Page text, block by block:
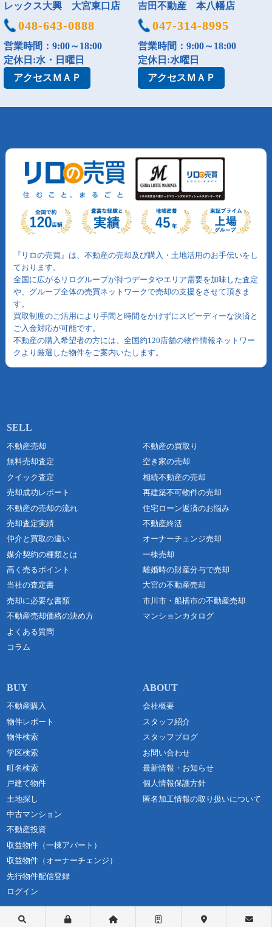
レックス大興 大宮東口店
048-643-0888
営業時間：9:00～18:00
定休日:水・日曜日
アクセスＭＡＰ
吉田不動産 本八幡店
047-314-8995
営業時間：9:00～18:00
定休日:水曜日
アクセスＭＡＰ
『リロの売買』は、不動産の売却及び購入・土地活用のお手伝いをし
ております。
全国に広がるリログループが持つデータやエリア需要を加味した査定
や、グループ全体の売買ネットワークで売却の支援をさせて頂きま
す。
買取制度のご活用により手間と時間をかけずにスピーディーな決済と
ご入金対応が可能です。
不動産の購入希望者の方には、全国約120店舗の物件情報ネットワー
クより厳選した物件をご案内いたします。
不動産売却
無料売却査定
クイック査定
売却成功レポート
不動産の売却の流れ
売却査定実績
仲介と買取の違い
媒介契約の種類とは
高く売るポイント
当社の査定書
売却に必要な書類
不動産売却価格の決め方
よくある質問
コラム
不動産の買取り
空き家の売却
相続不動産の売却
再建築不可物件の売却
住宅ローン返済のお悩み
不動産終活
オーナーチェンジ売却
一棟売却
離婚時の財産分与で売却
大宮の不動産売却
市川市・船橋市の不動産売却
マンションカタログ
不動産購入
物件レポート
物件検索
学区検索
町名検索
戸建て物件
土地探し
中古マンション
不動産投資
収益物件（一棟アパート）
収益物件（オーナーチェンジ）
先行物件配信登録
ログイン
会社概要
スタッフ紹介
スタッフブログ
お問い合わせ
最新情報・お知らせ
個人情報保護方針
匿名加工情報の取り扱いについて